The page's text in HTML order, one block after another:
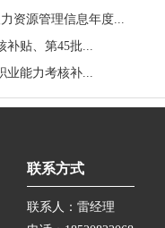
资源管理信息年度...
贴、第45批...
能力考核补...
联系方式
联系人：雷经理